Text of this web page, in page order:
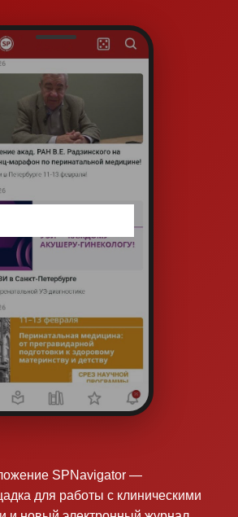
SPNavigator —
для работы с клиническими